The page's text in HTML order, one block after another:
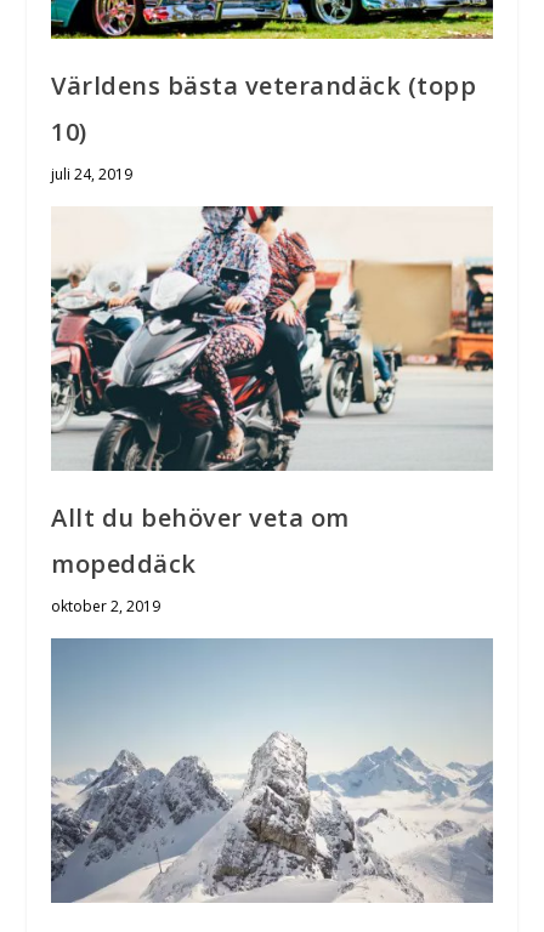
Världens bästa veterandäck (topp
10)
juli 24, 2019
Allt du behöver veta om
mopeddäck
oktober 2, 2019